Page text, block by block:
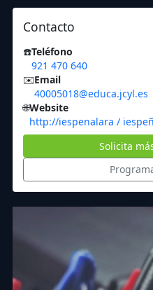
Contacto
☎️Teléfono
921 470 640
✉️Email
40005018@educa.jcyl.es
🌐Website
http://iespenalara /
Solicita